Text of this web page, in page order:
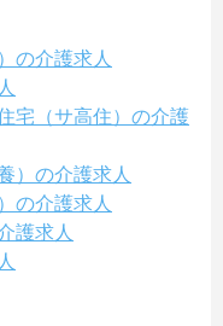
の介護求人
宅（サ高住）の介護
）の介護求人
の介護求人
護求人